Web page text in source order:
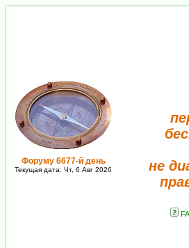
Форуму 6677-й день
Текущая дата: Чт, 6 Авг 2026
не